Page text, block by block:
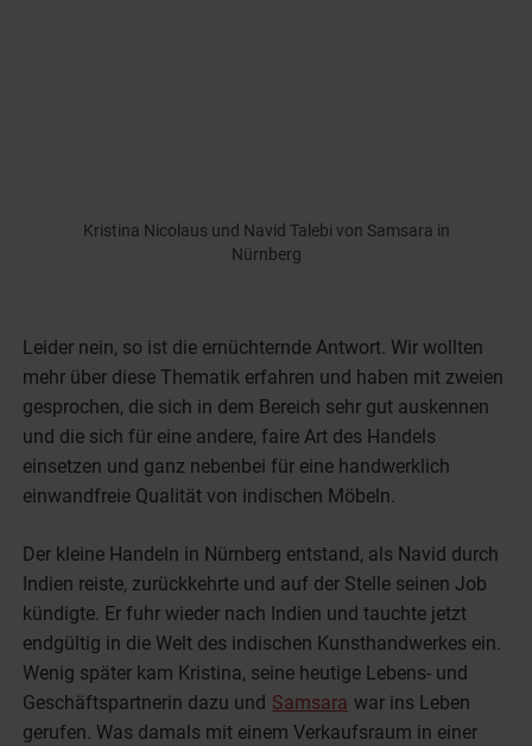
Kristina Nicolaus und Navid Talebi von Samsara in
Nürnberg
Leider nein, so ist die ernüchternde Antwort. Wir wollten
mehr über diese Thematik erfahren und haben mit zweien
gesprochen, die sich in dem Bereich sehr gut auskennen
und die sich für eine andere, faire Art des Handels
einsetzen und ganz nebenbei für eine handwerklich
einwandfreie Qualität von indischen Möbeln.
Der kleine Handeln in Nürnberg entstand, als Navid durch
Indien reiste, zurückkehrte und auf der Stelle seinen Job
kündigte. Er fuhr wieder nach Indien und tauchte jetzt
endgültig in die Welt des indischen Kunsthandwerkes ein.
Wenig später kam Kristina, seine heutige Lebens- und
Geschäftspartnerin dazu und Samsara war ins Leben
gerufen. Was damals mit einem Verkaufsraum in einer